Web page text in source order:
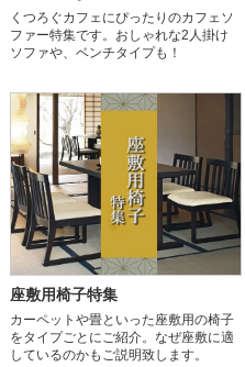
くつろぐカフェにぴったりのカフェソ
ファー特集です。おしゃれな2人掛け
ソファや、ベンチタイプも！
座敷用椅子特集
カーペットや畳といった座敷用の椅子
をタイプごとにご紹介。なぜ座敷に適
しているのかもご説明致します。